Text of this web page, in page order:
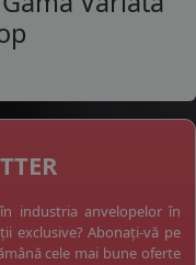
industria anvelopelor în
exclusive? Abonați-vă pe
cele mai bune oferte